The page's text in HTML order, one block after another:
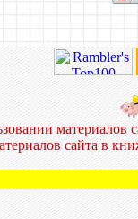
материалов
сайта в